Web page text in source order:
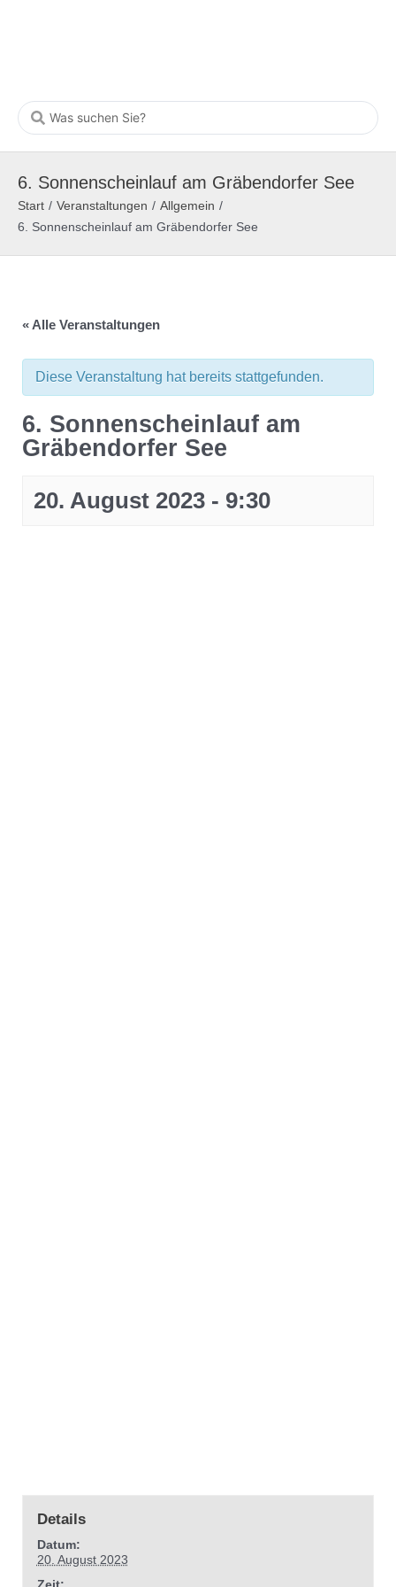
6. Sonnenscheinlauf am Gräbendorfer See
Start / Veranstaltungen / Allgemein /
6. Sonnenscheinlauf am Gräbendorfer See
« Alle Veranstaltungen
Diese Veranstaltung hat bereits stattgefunden.
6. Sonnenscheinlauf am
Gräbendorfer See
20. August 2023 - 9:30
Details
Datum:
20. August 2023
Zeit: